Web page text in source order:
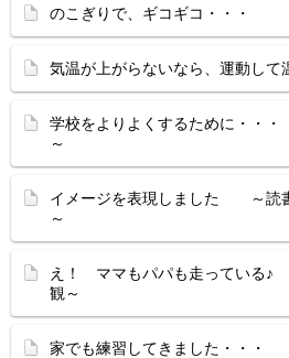
のこぎりで、ギコギコ・・・
気温が上がらないなら、運動して
学校をよりよくするために・
～
イメージを表現しました ～読
～
え！ ママもパパも走ってい
観～
家でも練習してきました・・